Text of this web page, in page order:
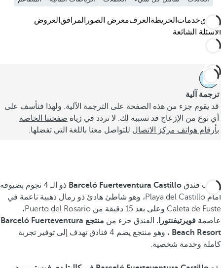
الفندقخدمات الخريطة الغرفمعرض الصور المرافق العروض
الأسئلة الشائعة
ترجمة آلية
قد يقوم جزء من هذه الصفحة على الترجمة الآلية. ولهذا فنأسف على
أي نوع من الإزعاج قد نسببه لك. لا تردد في زياة صفحتنا الخاصة
بأرقام هواتف مركز الاتصال للتواصل معنا باللغة التي تفضلها.
يرحب فندق Barceló Fuerteventura Castillo
ذو الـ 4 نجوم بضيوفه
أمام Playa del Castillo، وهو شاطئ هادئ ذو رمال ذهبية ناعمة في
Caleta de Fuste وعلى بعد 15 دقيقة من Puerto del Rosario،
عاصمة فويرتيفنتورا. الفندق جزء من
منتجع Barceló Fuerteventura
Beach Resort
، وهو منتجع يضم 4 فنادق تهدف إلى توفير تجربة
كاملة وخدمة شخصية.